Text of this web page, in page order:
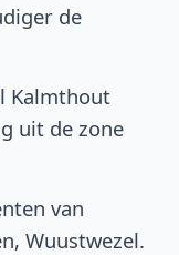
de
Kalmthout
uit de zone
van
Wuustwezel.